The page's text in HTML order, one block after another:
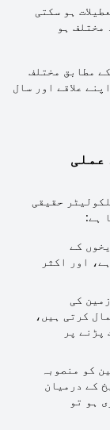
ہو سکتی
مختلف ہو
مطابق مختلف
علاقے اور سال
عملی
حقیقی
ہے:
کے
اور اکثر
کی
کرتی ہیں،
پر
کو منصوبہ
کے درمیان
ہو تو